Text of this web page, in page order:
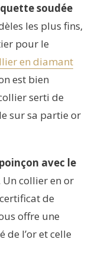
soudée
les plus fins,
pour le
en diamant
est bien
serti de
sur sa partie or
avec le
Un collier en or
de
offre une
l’or et celle